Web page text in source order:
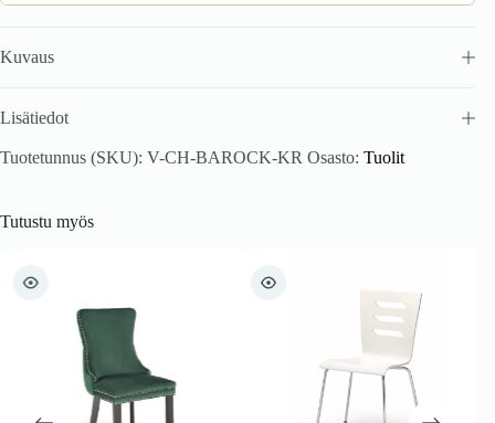
Kuvaus
Lisätiedot
Tuotetunnus (SKU): V-CH-BAROCK-KR Osasto: Tuolit
Tutustu myös